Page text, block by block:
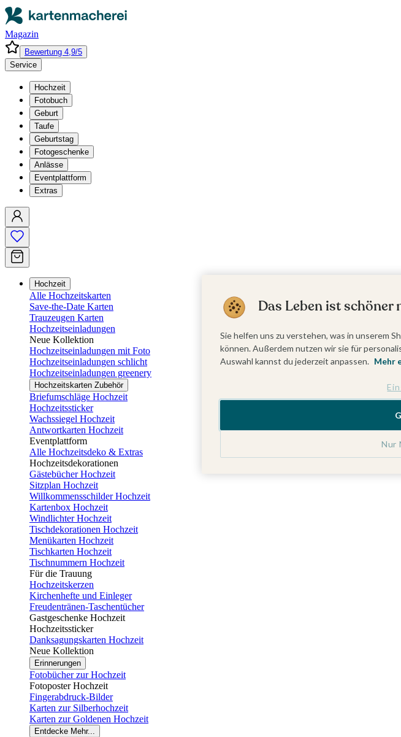
Magazin
Bewertung 4,9/5
Service
Hochzeit
Fotobuch
Geburt
Taufe
Geburtstag
Fotogeschenke
Anlässe
Eventplattform
Extras
Hochzeit
Alle Hochzeitskarten
Save-the-Date Karten
Trauzeugen Karten
Hochzeitseinladungen
Neue Kollektion
Hochzeitseinladungen mit Foto
Hochzeitseinladungen schlicht
Hochzeitseinladungen greenery
Hochzeitskarten Zubehör
Briefumschläge Hochzeit
Hochzeitssticker
Wachssiegel Hochzeit
Antwortkarten Hochzeit
Eventplattform
Alle Hochzeitsdeko & Extras
Hochzeitsdekorationen
Gästebücher Hochzeit
Sitzplan Hochzeit
Willkommensschilder Hochzeit
Kartenbox Hochzeit
Windlichter Hochzeit
Tischdekorationen Hochzeit
Menükarten Hochzeit
Tischkarten Hochzeit
Tischnummern Hochzeit
Für die Trauung
Hochzeitskerzen
Kirchenhefte und Einleger
Freudentränen-Taschentücher
Gastgeschenke Hochzeit
Hochzeitssticker
Danksagungskarten Hochzeit
Neue Kollektion
Erinnerungen
Fotobücher zur Hochzeit
Fotoposter Hochzeit
Fingerabdruck-Bilder
Karten zur Silberhochzeit
Karten zur Goldenen Hochzeit
Entdecke Mehr...
Das Leben ist schöner
Sie helfen uns zu verstehen, was in unserem
können. Außerdem nutzen wir sie für
Auswahl kannst du jederzeit anpassen. Mehr
Nur